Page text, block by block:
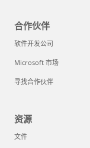
合作伙伴
软件开发公司
Microsoft 市场
寻找合作伙伴
资源
文件